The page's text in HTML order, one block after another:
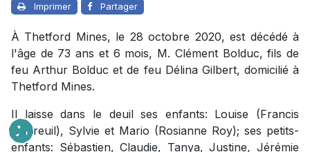
Imprimer Partager
À Thetford Mines, le 28 octobre 2020, est décédé à
l'âge de 73 ans et 6 mois, M. Clément Bolduc, fils de
feu Arthur Bolduc et de feu Délina Gilbert, domicilié à
Thetford Mines.
Il laisse dans le deuil ses enfants: Louise (Francis
Dubreuil), Sylvie et Mario (Rosianne Roy); ses petits-
enfants: Sébastien, Claudie, Tanya, Justine, Jérémie